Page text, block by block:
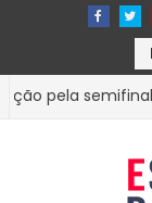
semifinal do 2º